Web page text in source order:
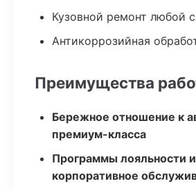
Кузовной ремонт любой
Антикоррозийная
Преимущества
Бережное отношение к
премиум-класса
Программы лояльности и
корпоративное